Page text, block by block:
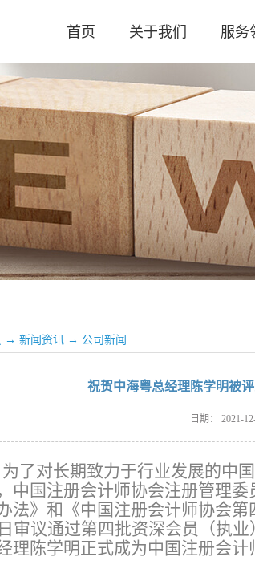
首页 关于我们
公司简介
公司荣誉
执业资质
公司文化
服务
咨询
评估
→ 新闻资讯 → 公司新闻
祝贺中海粤总经理陈学明被
日期： 2021-
为了对长期致力于行业发展的中
中国注册会计师协会注册管理委
法》和《中国注册会计师协会
审议通过第四批资深会员（执
理陈学明正式成为中国注册会计